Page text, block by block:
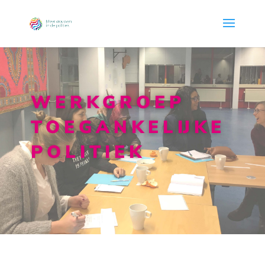
WERKGROEP
TOEGANKELIJKE
POLITIEK